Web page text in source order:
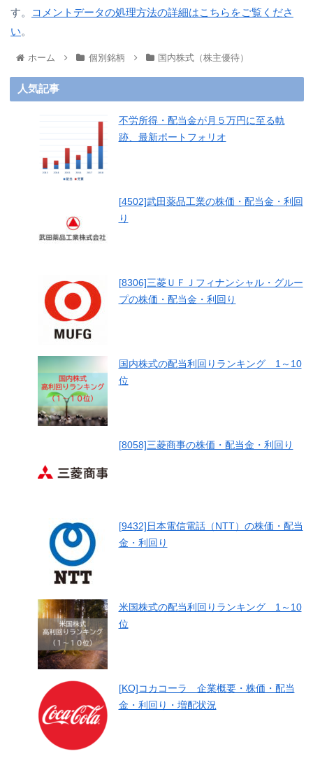
す。
コメントデータの処理方法の詳細はこちらをご覧くださ
い。
ホーム 個別銘柄 国内株式（株主優待）
人気記事
不労所得・配当金が月５万円に至る軌
跡、最新ポートフォリオ
[4502]武田薬品工業の株価・配当金・利回
り
[8306]三菱ＵＦＪフィナンシャル・グルー
プの株価・配当金・利回り
国内株式の配当利回りランキング 1～10
位
[8058]三菱商事の株価・配当金・利回り
[9432]日本電信電話（NTT）の株価・配当
金・利回り
米国株式の配当利回りランキング 1～10
位
[KO]コカコーラ 企業概要・株価・配当
金・利回り・増配状況